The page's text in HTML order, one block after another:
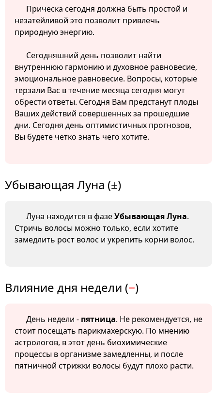
Прическа сегодня должна быть простой и
незатейливой это позволит привлечь
природную энергию.
Сегодняшний день позволит найти
внутреннюю гармонию и духовное равновесие,
эмоциональное равновесие. Вопросы, которые
терзали Вас в течение месяца сегодня могут
обрести ответы. Сегодня Вам предстанут плоды
Ваших действий совершенных за прошедшие
дни. Сегодня день оптимистичных прогнозов,
Вы будете четко знать чего хотите.
Убывающая Луна (±)
Луна находится в фазеУбывающая Луна.
Стричь волосы можно только, если хотите
замедлить рост волос и укрепить корни волос.
Влияние дня недели (−)
День недели - пятница. Не рекомендуется, не
стоит посещать парикмахерскую. По мнению
астрологов, в этот день биохимические
процессы в организме замедленны, и после
пятничной стрижки волосы будут плохо расти.